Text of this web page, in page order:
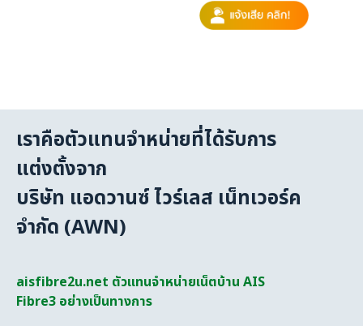
เราคือตัวแทนจำหน่ายที่ได้รับการ
แต่งตั้งจาก
บริษัท แอดวานซ์ ไวร์เลส เน็ทเวอร์ค
จำกัด (AWN)
aisfibre2u.net ตัวแทนจำหน่ายเน็ตบ้าน AIS
Fibre3 อย่างเป็นทางการ